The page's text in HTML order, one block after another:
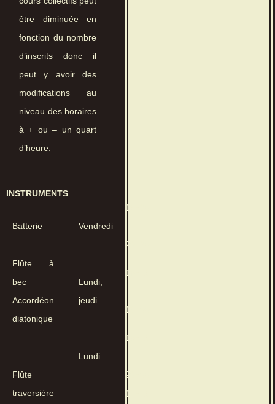
être diminuée en
fonction du nombre
d’inscrits donc il
peut y avoir des
modifications au
niveau des horaires
à + ou – un quart
d’heure.
INSTRUMENTS
Batterie Vendredi
15h30
–
20h30
Flûte à
bec
Accordéon
diatonique
Lundi,
jeudi
16h15
–
18h00
Flûte
traversière
Lundi
16h15
–
20h00
14h15